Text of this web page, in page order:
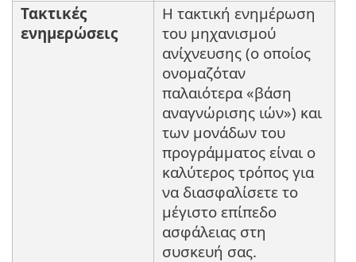
Τακτικές
ενημερώσεις
Η τακτική ενημέρωση
του μηχανισμού
ανίχνευσης (ο οποίος
ονομαζόταν
παλαιότερα «βάση
αναγνώρισης ιών») και
των μονάδων του
προγράμματος είναι ο
καλύτερος τρόπος για
να διασφαλίσετε το
μέγιστο επίπεδο
ασφάλειας στη
συσκευή σας.